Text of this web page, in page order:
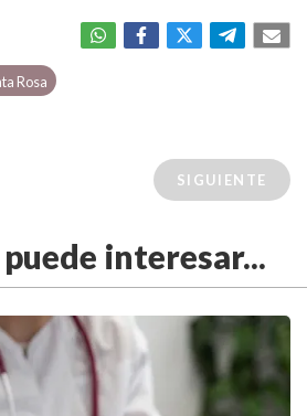
Rosa
SIGUIENTE
interesar...